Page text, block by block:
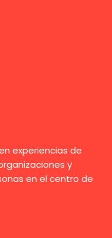
experiencias de
y
en el centro de